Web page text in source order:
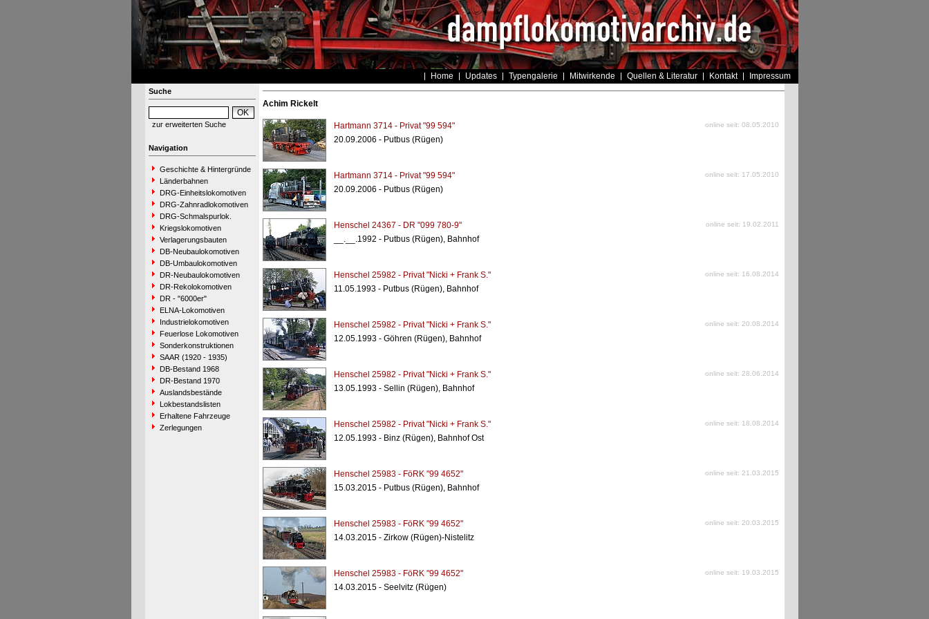
Home Updates Typengalerie Mitwirkende Quellen & Literatur Kontakt Impressum
Suche
zur erweiterten Suche
Navigation
Geschichte & Hintergründe
Länderbahnen
DRG-Einheitslokomotiven
DRG-Zahnradlokomotiven
DRG-Schmalspurlok.
Kriegslokomotiven
Verlagerungsbauten
DB-Neubaulokomotiven
DB-Umbaulokomotiven
DR-Neubaulokomotiven
DR-Rekolokomotiven
DR - "6000er"
ELNA-Lokomotiven
Industrielokomotiven
Feuerlose Lokomotiven
Sonderkonstruktionen
SAAR (1920 - 1935)
DB-Bestand 1968
DR-Bestand 1970
Auslandsbestände
Lokbestandslisten
Erhaltene Fahrzeuge
Zerlegungen
Achim Rickelt
Hartmann 3714 - Privat "99 594" online seit: 08.05.2010
20.09.2006 - Putbus (Rügen)
Hartmann 3714 - Privat "99 594" online seit: 17.05.2010
20.09.2006 - Putbus (Rügen)
Henschel 24367 - DR "099 780-9" online seit: 19.02.2011
__.__.1992 - Putbus (Rügen), Bahnhof
Henschel 25982 - Privat "Nicki + Frank S." online seit: 16.08.2014
11.05.1993 - Putbus (Rügen), Bahnhof
Henschel 25982 - Privat "Nicki + Frank S." online seit: 20.08.2014
12.05.1993 - Göhren (Rügen), Bahnhof
Henschel 25982 - Privat "Nicki + Frank S." online seit: 28.06.2014
13.05.1993 - Sellin (Rügen), Bahnhof
Henschel 25982 - Privat "Nicki + Frank S." online seit: 18.08.2014
12.05.1993 - Binz (Rügen), Bahnhof Ost
Henschel 25983 - FöRK "99 4652" online seit: 21.03.2015
15.03.2015 - Putbus (Rügen), Bahnhof
Henschel 25983 - FöRK "99 4652" online seit: 20.03.2015
14.03.2015 - Zirkow (Rügen)-Nistelitz
Henschel 25983 - FöRK "99 4652" online seit: 19.03.2015
14.03.2015 - Seelvitz (Rügen)